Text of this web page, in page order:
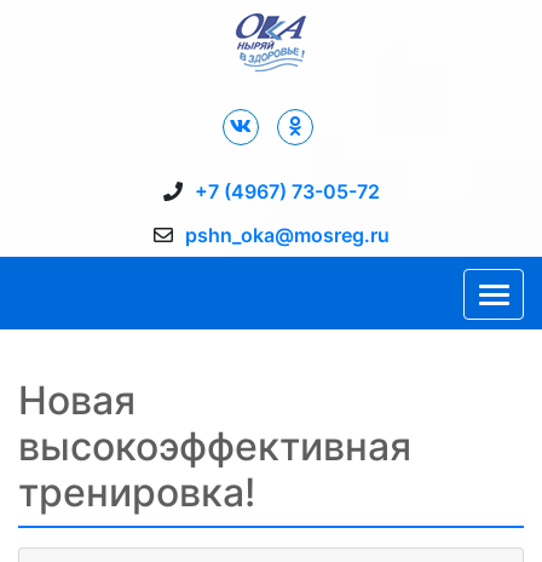
+7 (4967) 73-05-72
pshn_oka@mosreg.ru
Новая
высокоэффективная
тренировка!